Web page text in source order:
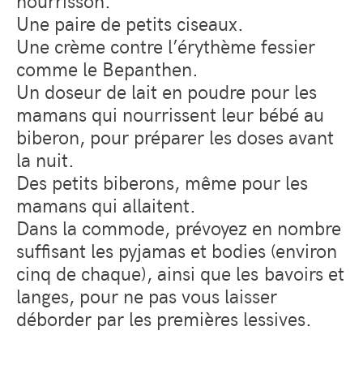
Une paire de petits ciseaux.
Une crème contre l’érythème fessier
comme le Bepanthen.
Un doseur de lait en poudre pour les
mamans qui nourrissent leur bébé au
biberon, pour préparer les doses avant
la nuit.
Des petits biberons, même pour les
mamans qui allaitent.
Dans la commode, prévoyez en nombre
suffisant les pyjamas et bodies (environ
cinq de chaque), ainsi que les bavoirs et
langes, pour ne pas vous laisser
déborder par les premières lessives.